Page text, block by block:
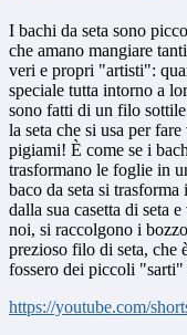
I bachi da seta sono
che amano mangiare
veri e propri "artisti":
speciale tutta intorno a
sono fatti di un filo
la seta che si usa per
pigiami! È come se i
trasformano le foglie in
baco da seta si
dalla sua casetta di seta
noi, si raccolgono i
prezioso filo di seta, che
fossero dei piccoli "sarti"
https://youtube.com/